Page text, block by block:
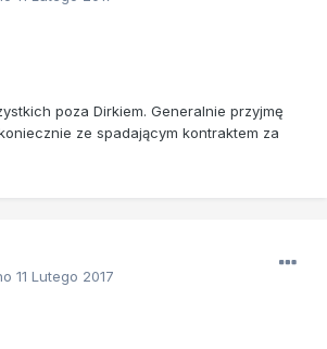
poza Dirkiem. Generalnie przyjmę
ze spadającym kontraktem za
11 Lutego 2017